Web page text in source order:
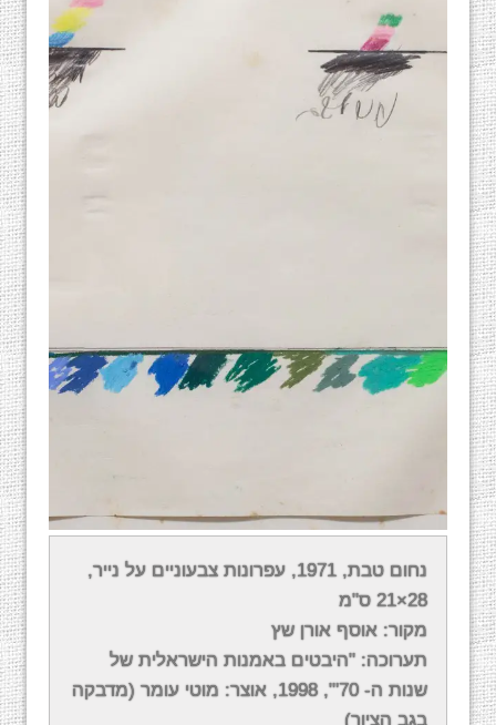
עפרונות צבעוניים
על נייר, 28×21 ס"מ
מקור: אוסף אורן שץ
תערוכה: "היבטים
באמנות הישראלית
עפרונות צבעוניים
מקור: אוסף אורן שץ
נחום טבת, 1971, עפרונות צבעוניים על נייר,
28×21 ס"מ
מקור: אוסף אורן שץ
תערוכה: "היבטים באמנות הישראלית של
שנות ה- 70'", 1998, אוצר: מוטי עומר (מדבקה
בגב הציור)
אודות עבודותיו
בתחילת דרכו (תחילת שנות השבעים) היו עבודותיו
של נחום טבת בעיקר עבודות קולאז' בסגנון ילדותי
במתכוון, תוך שימוש בסלוטייפ ועפרונות צבעוניים
על גבי דפי נייר קטנים בכדי ליצור "מבניות